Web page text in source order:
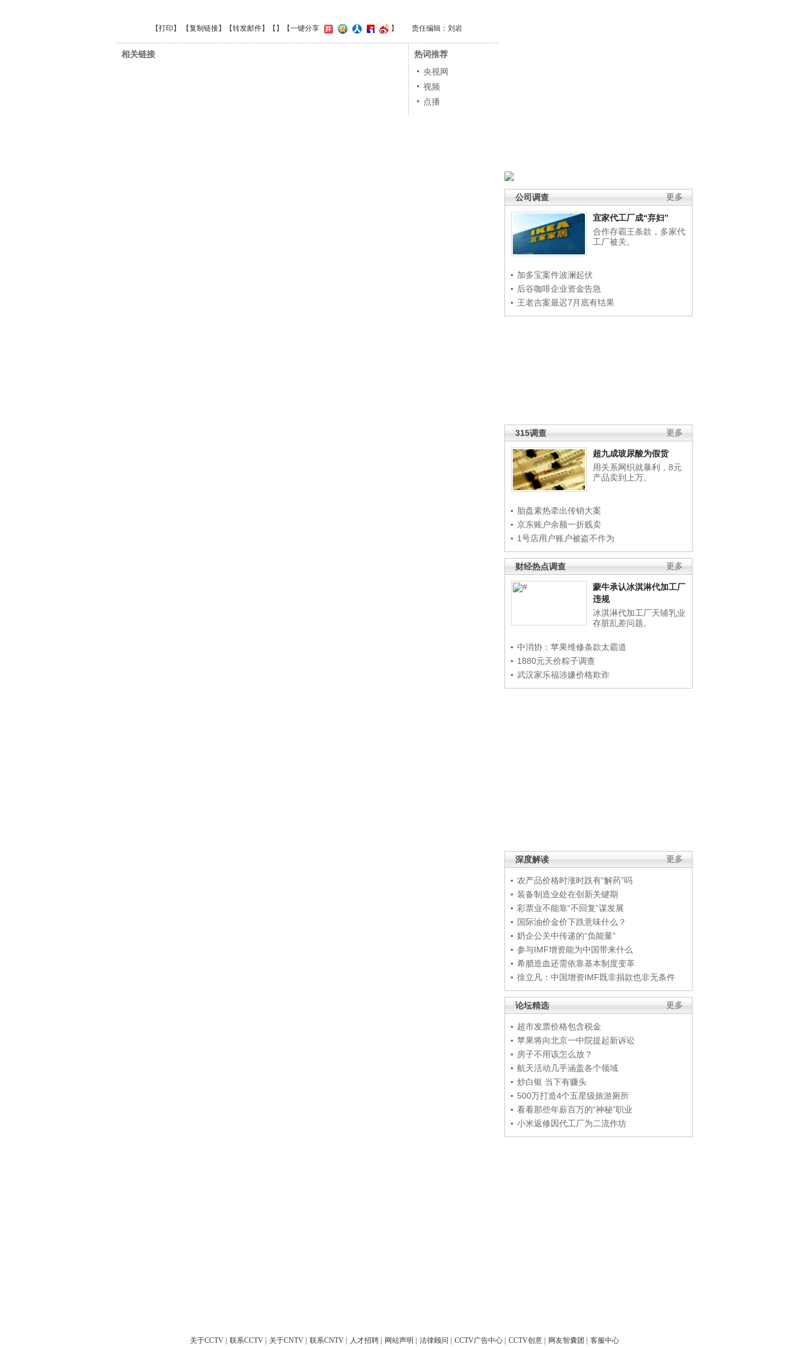
更多
公司调查
宜家代工厂成“弃妇”
合作存霸王条款，多家代
工厂被关。
加多宝案件波澜起伏
后谷咖啡企业资金告急
王老吉案最迟7月底有结果
更多
315调查
超九成玻尿酸为假货
用关系网织就暴利，8元
产品卖到上万。
胎盘素热牵出传销大案
京东账户余额一折贱卖
1号店用户账户被盗不作为
更多
财经热点调查
蒙牛承认冰淇淋代加工厂
违规
冰淇淋代加工厂天辅乳业
存脏乱差问题。
中消协：苹果维修条款太霸道
1880元天价粽子调查
武汉家乐福涉嫌价格欺诈
更多
深度解读
农产品价格时涨时跌有“解药”吗
装备制造业处在创新关键期
彩票业不能靠“不回复”谋发展
国际油价金价下跌意味什么？
奶企公关中传递的“负能量”
参与IMF增资能为中国带来什么
希腊造血还需依靠基本制度变革
徐立凡：中国增资IMF既非捐款也非无条件
更多
论坛精选
超市发票价格包含税金
苹果将向北京一中院提起新诉讼
房子不用该怎么放？
航天活动几乎涵盖各个领域
炒白银 当下有赚头
500万打造4个五星级旅游厕所
看看那些年薪百万的“神秘”职业
小米返修因代工厂为二流作坊
【打印 】 【复制链接】【转发邮件】【 】 【一键分享 】 责任编辑：刘岩
相关链接
热词推荐
央视网
视频
点播
关于CCTV 联系CCTV 关于CNTV 联系CNTV 人才招聘 网站声明 法律顾问 CCTV广告中心 CCTV创意 网友智囊团 客服中心